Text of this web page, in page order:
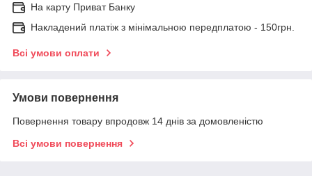
На карту Приват Банку
Накладений платіж з мінімальною передплатою - 150грн.
Всі умови оплати
Умови повернення
Повернення товару впродовж 14 днів за домовленістю
Всі умови повернення